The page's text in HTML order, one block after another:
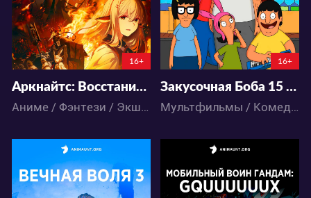
16+
Аркнайтс: Восстание из пепла
Аниме / Фэнтези / Экшен
16+
Закусочная Боба 15 сезон
Мультфильмы / Комедия